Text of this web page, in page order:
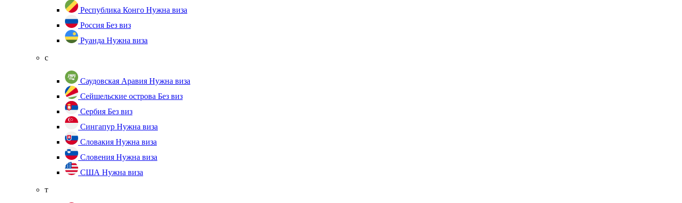
Республика Конго Нужна виза
Россия Без виз
Руанда Нужна виза
с
Саудовская Аравия Нужна виза
Сейшельские острова Без виз
Сербия Без виз
Сингапур Нужна виза
Словакия Нужна виза
Словения Нужна виза
США Нужна виза
т